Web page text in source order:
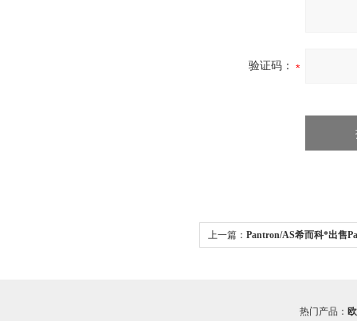
验证码：
上一篇： Pantron/AS希而科*出售
热门产品：